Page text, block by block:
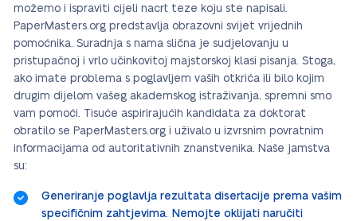
možemo i ispraviti cijeli nacrt teze koju ste napisali.
PaperMasters.org predstavlja obrazovni svijet vrijednih
pomoćnika. Suradnja s nama slična je sudjelovanju u
pristupačnoj i vrlo učinkovitoj majstorskoj klasi pisanja. Stoga,
ako imate problema s poglavljem vaših otkrića ili bilo kojim
drugim dijelom vašeg akademskog istraživanja, spremni smo
vam pomoći. Tisuće aspirirajućih kandidata za doktorat
obratilo se PaperMasters.org i uživalo u izvrsnim povratnim
informacijama od autoritativnih znanstvenika. Naše jamstva
su:
Generiranje poglavlja rezultata disertacije prema vašim
specifičnim zahtjevima. Nemojte oklijati naručiti